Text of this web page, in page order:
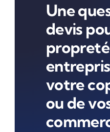
Une
devis
votre
ou de